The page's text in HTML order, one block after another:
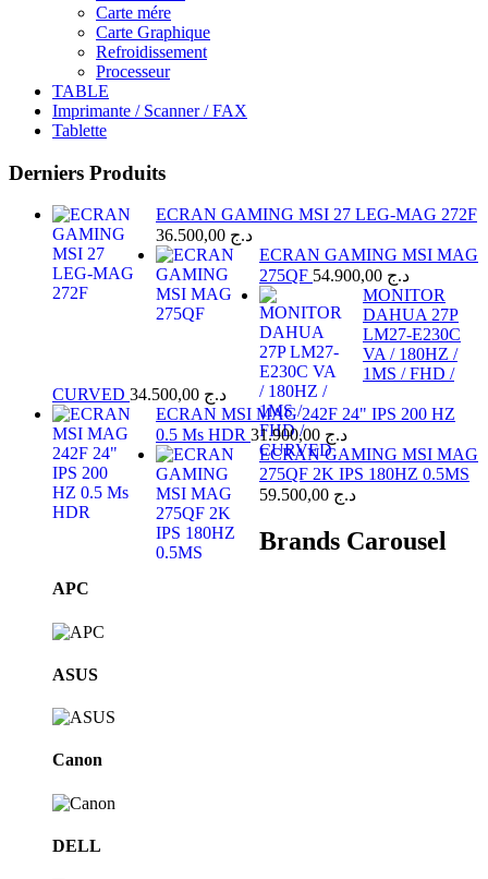
Carte mére
Carte Graphique
Refroidissement
Processeur
TABLE
Imprimante / Scanner / FAX
Tablette
Derniers Produits
ECRAN GAMING MSI 27 LEG-MAG 272F
د.ج
ECRAN GAMING MSI MAG
275QF
د.ج
MONITOR
DAHUA 27P
LM27-E230C
VA / 180HZ /
1MS / FHD /
CURVED
د.ج
ECRAN MSI MAG 242F 24" IPS 200 HZ
0.5 Ms HDR
د.ج
ECRAN GAMING MSI MAG
275QF 2K IPS 180HZ 0.5MS
د.ج
Brands Carousel
APC
ASUS
Canon
DELL